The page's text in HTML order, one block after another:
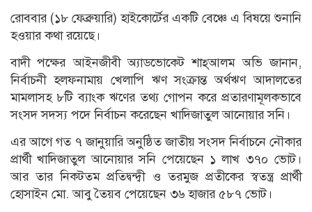
রোববার (১৮ ফেব্রুয়ারি) হাইকোর্টের একটি বেঞ্চে এ বিষয়ে শুনানি
হওয়ার কথা রয়েছে।
বাদী পক্ষের আইনজীবী অ্যাডভোকেট শাহ্আলম অভি জানান,
নির্বাচনী হলফনামায় খেলাপি ঋণ সংক্রান্ত অর্থঋণ আদালতের
মামলাসহ ৮টি ব্যাংক ঋণের তথ্য গোপন করে প্রতারণামূলকভাবে
সংসদ সদস্য পদে নির্বাচন করেছেন খাদিজাতুল আনোয়ার সনি।
এর আগে গত ৭ জানুয়ারি অনুষ্ঠিত জাতীয় সংসদ নির্বাচনে নৌকার
প্রার্থী খাদিজাতুল আনোয়ার সনি পেয়েছেন ১ লাখ ৩৭০ ভোট।
আর তার নিকটতম প্রতিদ্বন্দ্বী ও তরমুজ প্রতীকের স্বতন্ত্র প্রার্থী
হোসাইন মো. আবু তৈয়ব পেয়েছেন ৩৬ হাজার ৫৮৭ ভোট।